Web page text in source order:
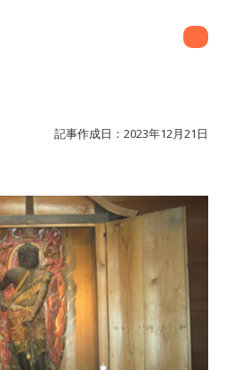
記事作成日：2023年12月21日